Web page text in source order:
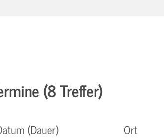
(8 Treffer)
(Dauer) Ort